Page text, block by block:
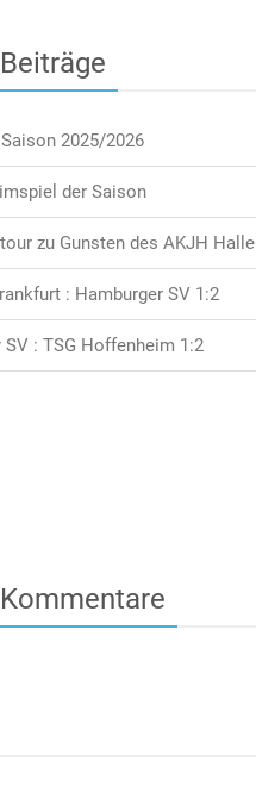
2025/2026
der Saison
zu Gunsten des AKJH Halle
: Hamburger SV 1:2
SV : TSG Hoffenheim 1:2